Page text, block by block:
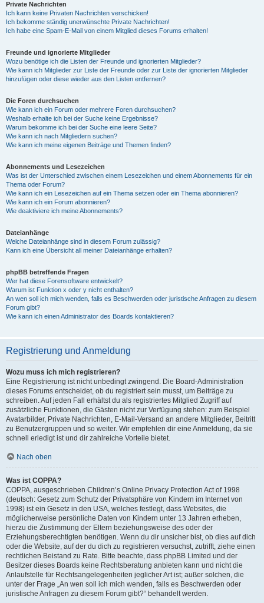
Private Nachrichten
Ich kann keine Privaten Nachrichten verschicken!
Ich bekomme ständig unerwünschte Private Nachrichten!
Ich habe eine Spam-E-Mail von einem Mitglied dieses Forums erhalten!
Freunde und ignorierte Mitglieder
Wozu benötige ich die Listen der Freunde und ignorierten Mitglieder?
Wie kann ich Mitglieder zur Liste der Freunde oder zur Liste der ignorierten Mitglieder
hinzufügen oder diese wieder aus den Listen entfernen?
Die Foren durchsuchen
Wie kann ich ein Forum oder mehrere Foren durchsuchen?
Weshalb erhalte ich bei der Suche keine Ergebnisse?
Warum bekomme ich bei der Suche eine leere Seite?
Wie kann ich nach Mitgliedern suchen?
Wie kann ich meine eigenen Beiträge und Themen finden?
Abonnements und Lesezeichen
Was ist der Unterschied zwischen einem Lesezeichen und einem Abonnements für ein
Thema oder Forum?
Wie kann ich ein Lesezeichen auf ein Thema setzen oder ein Thema abonnieren?
Wie kann ich ein Forum abonnieren?
Wie deaktiviere ich meine Abonnements?
Dateianhänge
Welche Dateianhänge sind in diesem Forum zulässig?
Kann ich eine Übersicht all meiner Dateianhänge erhalten?
phpBB betreffende Fragen
Wer hat diese Forensoftware entwickelt?
Warum ist Funktion x oder y nicht enthalten?
An wen soll ich mich wenden, falls es Beschwerden oder juristische Anfragen zu diesem
Forum gibt?
Wie kann ich einen Administrator des Boards kontaktieren?
Registrierung und Anmeldung
Wozu muss ich mich registrieren?
Eine Registrierung ist nicht unbedingt zwingend. Die Board-Administration
dieses Forums entscheidet, ob du registriert sein musst, um Beiträge zu
schreiben. Auf jeden Fall erhältst du als registriertes Mitglied Zugriff auf
zusätzliche Funktionen, die Gästen nicht zur Verfügung stehen: zum Beispiel
Avatarbilder, Private Nachrichten, E-Mail-Versand an andere Mitglieder, Beitritt
zu Benutzergruppen und so weiter. Wir empfehlen dir eine Anmeldung, da sie
schnell erledigt ist und dir zahlreiche Vorteile bietet.
Nach oben
Was ist COPPA?
COPPA, ausgeschrieben Children’s Online Privacy Protection Act of 1998
(deutsch: Gesetz zum Schutz der Privatsphäre von Kindern im Internet von
1998) ist ein Gesetz in den USA, welches festlegt, dass Websites, die
möglicherweise persönliche Daten von Kindern unter 13 Jahren erheben,
hierzu die Zustimmung der Eltern beziehungsweise des oder der
Erziehungsberechtigten benötigen. Wenn du dir unsicher bist, ob dies auf dich
oder die Website, auf der du dich zu registrieren versuchst, zutrifft, ziehe einen
rechtlichen Beistand zu Rate. Bitte beachte, dass phpBB Limited und der
Besitzer dieses Boards keine Rechtsberatung anbieten kann und nicht die
Anlaufstelle für Rechtsangelegenheiten jeglicher Art ist; außer solchen, die
unter der Frage „An wen soll ich mich wenden, falls es Beschwerden oder
juristische Anfragen zu diesem Forum gibt?“ behandelt werden.